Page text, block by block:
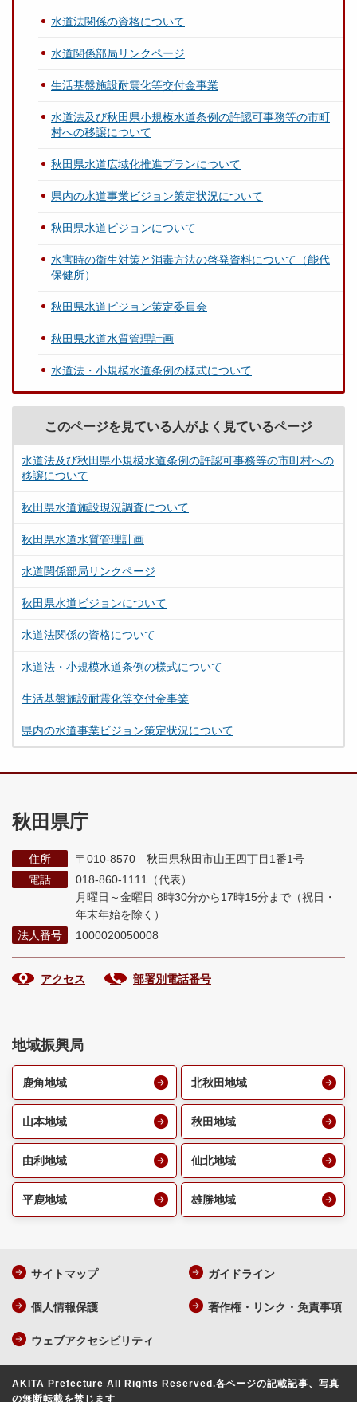
水道法関係の資格について
水道関係部局リンクページ
生活基盤施設耐震化等交付金事業
水道法及び秋田県小規模水道条例の許認可事務等の市町
村への移譲について
秋田県水道広域化推進プランについて
県内の水道事業ビジョン策定状況について
秋田県水道ビジョンについて
水害時の衛生対策と消毒方法の啓発資料について（能代
保健所）
秋田県水道ビジョン策定委員会
秋田県水道水質管理計画
水道法・小規模水道条例の様式について
このページを見ている人がよく見ているページ
水道法及び秋田県小規模水道条例の許認可事務等の市町村への
移譲について
秋田県水道施設現況調査について
秋田県水道水質管理計画
水道関係部局リンクページ
秋田県水道ビジョンについて
水道法関係の資格について
水道法・小規模水道条例の様式について
生活基盤施設耐震化等交付金事業
県内の水道事業ビジョン策定状況について
秋田県庁
住所
〒010-8570 秋田県秋田市山王四丁目1番1号
電話
018-860-1111（代表）
月曜日～金曜日 8時30分から17時15分まで （祝日・
年末年始を除く）
法人番号
1000020050008
アクセス 部署別電話番号
地域振興局
鹿角地域 北秋田地域
山本地域 秋田地域
由利地域 仙北地域
平鹿地域 雄勝地域
サイトマップ ガイドライン
個人情報保護 著作権・リンク・免責事項
ウェブアクセシビリティ
AKITA Prefecture All Rights Reserved.各ページの記載記事、写真
の無断転載を禁じます